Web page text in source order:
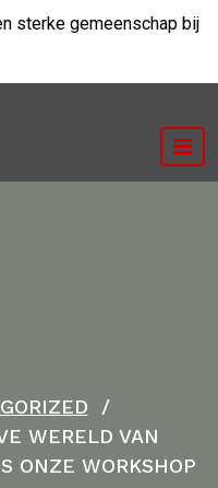
sterke gemeenschap bij
/
WERELD VAN
ONZE WORKSHOP